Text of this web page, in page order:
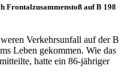
Frontalzusammenstoß auf B 198
Verkehrsunfall auf der B
Leben gekommen. Wie das
hatte ein 86-jähriger